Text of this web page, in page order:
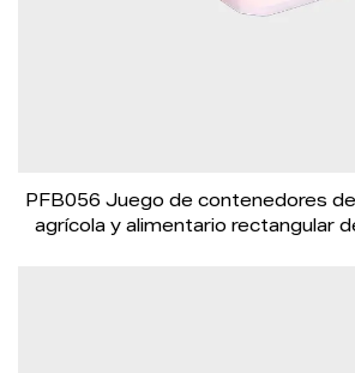
PFB056 Juego de contenedores
agrícola y alimentario rectangular